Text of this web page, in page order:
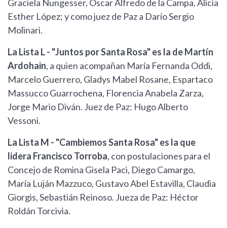
Graciela Nungesser, Oscar Alfredo de la Campa, Alicia
Esther López; y como juez de Paz a Darío Sergio
Molinari.
La Lista L - "Juntos por Santa Rosa" es la de Martín
Ardohain, a quien acompañan María Fernanda Oddi,
Marcelo Guerrero, Gladys Mabel Rosane, Espartaco
Massucco Guarrochena, Florencia Anabela Zarza,
Jorge Mario Diván. Juez de Paz: Hugo Alberto
Vessoni.
La Lista M - "Cambiemos Santa Rosa" es la que
lidera Francisco Torroba, con postulaciones para el
Concejo de Romina Gisela Paci, Diego Camargo,
María Luján Mazzuco, Gustavo Abel Estavilla, Claudia
Giorgis, Sebastián Reinoso. Jueza de Paz: Héctor
Roldán Torcivia.